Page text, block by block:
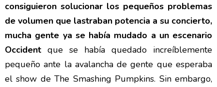
consiguieron solucionar los pequeños problemas
de volumen que lastraban potencia a su concierto,
mucha gente ya se había mudado a un escenario
Occident que se había quedado increíblemente
pequeño ante la avalancha de gente que esperaba
el show de The Smashing Pumpkins. Sin embargo,